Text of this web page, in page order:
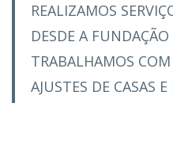
REALIZAMOS
DESDE A
TRABALHAMOS COM
AJUSTES DE CASAS E